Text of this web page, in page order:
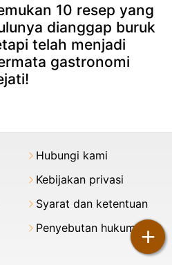
10 resep yang
dianggap buruk
telah menjadi
gastronomi
+
Hubungi kami
Kebijakan privasi
Syarat dan ketentuan
Penyebutan hukum